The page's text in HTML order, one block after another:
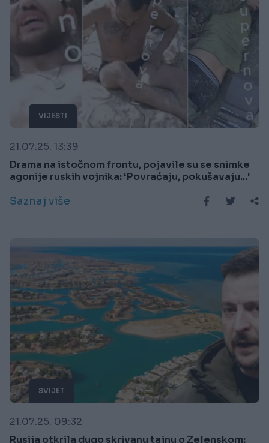
VIJESTI
21.07.25. 13:39
Drama na istočnom frontu, pojavile su se snimke
agonije ruskih vojnika: ‘Povraćaju, pokušavaju...'
Saznaj više
SVIJET
21.07.25. 09:32
Rusija otkrila dugo skrivanu tajnu o Zelenskom: